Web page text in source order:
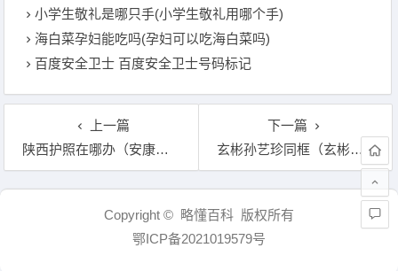
小学生敬礼是哪只手(小学生敬礼用哪个手)
海白菜孕妇能吃吗(孕妇可以吃海白菜吗)
百度安全卫士 百度安全卫士号码标记
上一篇
陕西护照在哪办（安康护照办理地点）
下一篇
玄彬孙艺珍同框（玄彬拒绝演太阳的后裔）
文章导航
Copyright © 略懂百科 版权所有
鄂ICP备2021019579号